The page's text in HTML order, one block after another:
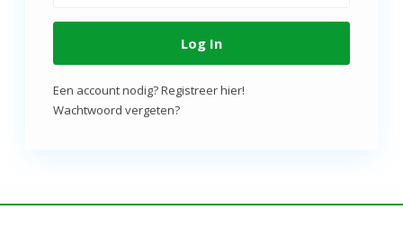
Log In
Een account nodig? Registreer hier!
Wachtwoord vergeten?